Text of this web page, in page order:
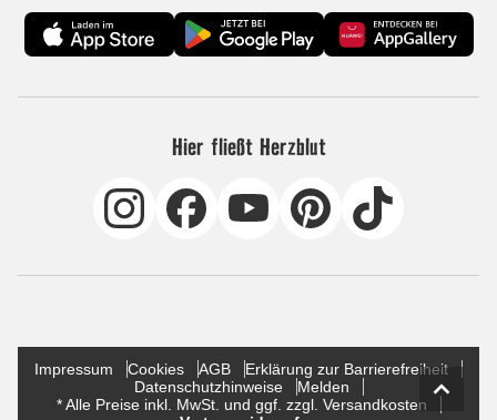
Hier fließt Herzblut
Impressum Cookies AGB
Erklärung zur Barrierefreiheit
Datenschutzhinweise
Melden
* Alle Preise inkl. MwSt. und ggf. zzgl. Versandkosten